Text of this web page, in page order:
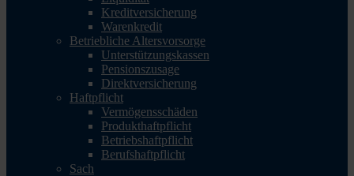
Kreditversicherung
Warenkredit
Betriebliche Altersvorsorge
Unterstützungskassen
Pensionszusage
Direktversicherung
Haftpflicht
Vermögensschäden
Produkthaftpflicht
Betriebshaftpflicht
Berufshaftpflicht
Sach